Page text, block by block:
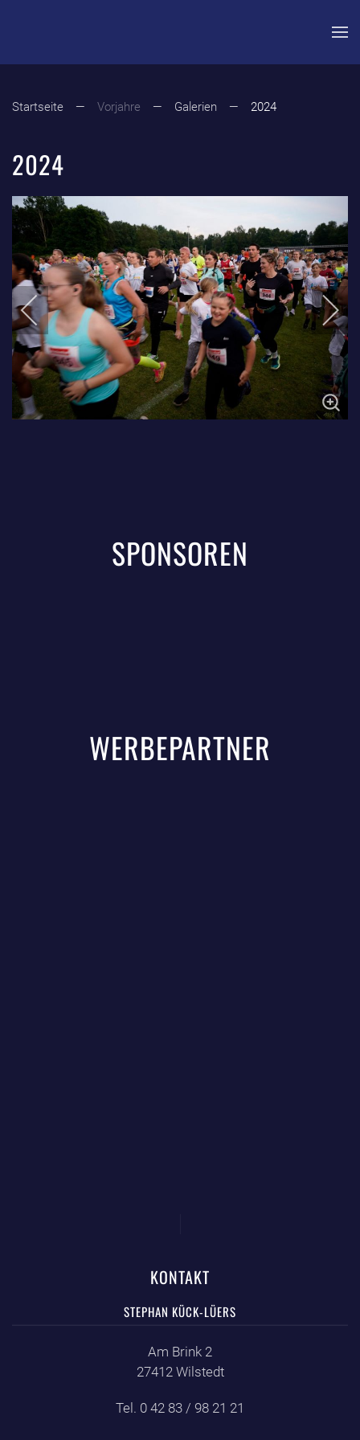
Startseite Vorjahre Galerien 2024
2024
SPONSOREN
WERBEPARTNER
KONTAKT
STEPHAN KÜCK-LÜERS
Am Brink 2
27412 Wilstedt
Tel. 0 42 83 / 98 21 21